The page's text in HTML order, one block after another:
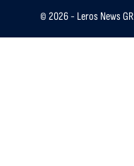
© 2026 - Leros News GR